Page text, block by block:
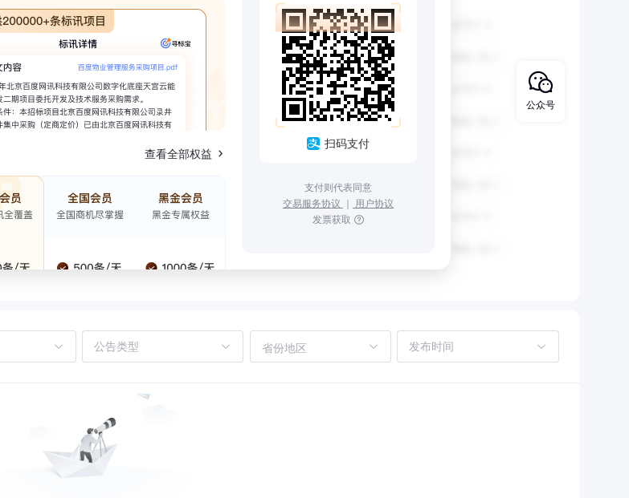
查看全部权益
扫码支付
支付则代表同意
交易服务协议 ｜ 用户协议
发票获取
省份地区
公众号